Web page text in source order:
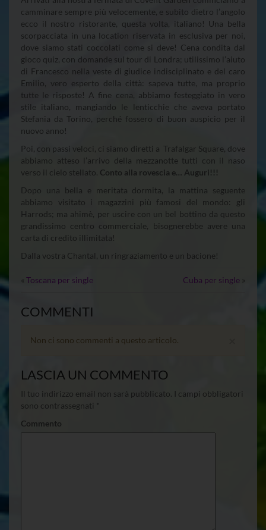
camminare sempre più velocemente, e subito dietro l’angolo
ecco il nostro ristorante, questa volta, italiano! Una bella
scorpacciata in una location riservata in esclusiva per noi,
dove siamo stati coccolati come si deve! Cena condita dal
gioco quiz, con domande sul tour di Londra; utilissimo l’aiuto
di Francesco nella veste di giudice indisciplinato e del caro
Emilio, vero esperto della città: sapeva tutte, ma proprio
tutte le risposte! A fine cena, abbiamo festeggiato in vero
stile italiano, mangiando le lenticchie che aveva portato
Stefania da Torino, perché fossero di buon auspicio per il
nuovo anno!
Poi, con passi veloci, ci siamo diretti a Trafalgar Square, dove
abbiamo atteso l’arrivo della mezzanotte tutti con il naso
verso il cielo stellato. Conto alla rovescia e… Auguri!!!
Dopo una bella e meritata dormita, la mattina seguente
abbiamo visitato i magazzini più famosi del mondo: gli
Harrods; ma ahimè, per uscire con un bel bottino da questo
grandissimo centro commerciale, bisognerebbe avere una
carta di credito illimitata!
Dalla vostra Chantal, un ringraziamento e un bacione!
« Toscana per single Cuba per single »
COMMENTI
Non ci sono commenti a questo articolo.
LASCIA UN COMMENTO
Il tuo indirizzo email non sarà pubblicato. I campi obbligatori
sono contrassegnati
Commento